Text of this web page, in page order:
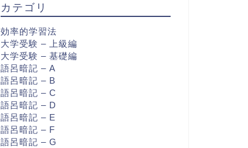
カテゴリ
効率的学習法
大学受験 – 上級編
大学受験 – 基礎編
語呂暗記 – A
語呂暗記 – B
語呂暗記 – C
語呂暗記 – D
語呂暗記 – E
語呂暗記 – F
語呂暗記 – G